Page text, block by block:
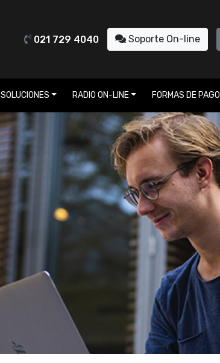
021 729 4040 Soporte On-line
SOLUCIONES RADIO ON-LINE FORMAS DE PAGO